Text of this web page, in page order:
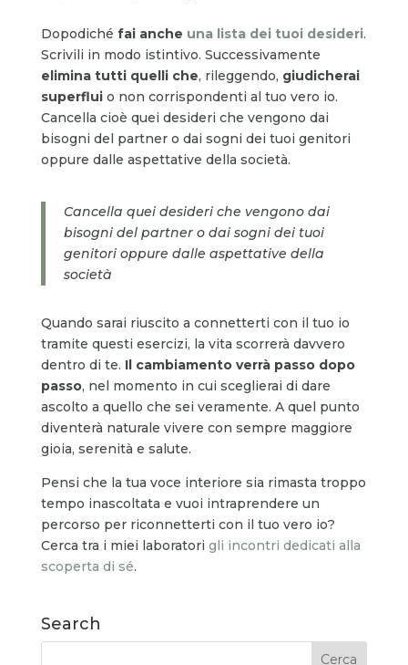
Dopodiché fai anche una lista dei tuoi desideri.
Scrivili in modo istintivo. Successivamente
elimina tutti quelli che, rileggendo, giudicherai
superfluio non corrispondenti al tuo vero io.
Cancella cioè quei desideri che vengono dai
bisogni del partner o dai sogni dei tuoi genitori
oppure dalle aspettative della società.
Cancella quei desideri che vengono dai
bisogni del partner o dai sogni dei tuoi
genitori oppure dalle aspettative della
società
Quando sarai riuscito a connetterti con il tuo io
tramite questi esercizi, la vita scorrerà davvero
dentro di te. Il cambiamento verrà passo dopo
passo, nel momento in cui sceglierai di dare
ascolto a quello che sei veramente. A quel punto
diventerà naturale vivere con sempre maggiore
gioia, serenità e salute.
Pensi che la tua voce interiore sia rimasta troppo
tempo inascoltata e vuoi intraprendere un
percorso per riconnetterti con il tuo vero io?
Cerca tra i miei laboratori gli incontri dedicati alla
scoperta di sé.
Search